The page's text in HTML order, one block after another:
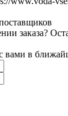
заказа?
вами в